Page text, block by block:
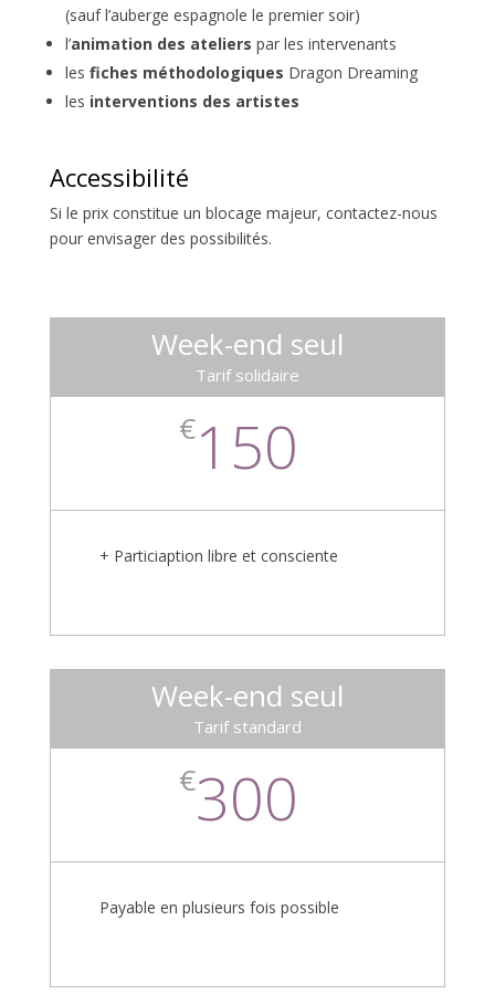
(sauf l’auberge espagnole le premier soir)
l’animation des ateliers par les intervenants
les fiches méthodologiques Dragon Dreaming
les interventions des artistes
Accessibilité
Si le prix constitue un blocage majeur, contactez-nous
pour envisager des possibilités.
Week-end seul
Tarif solidaire
€150
+ Particiaption libre et consciente
Week-end seul
Tarif standard
€300
Payable en plusieurs fois possible